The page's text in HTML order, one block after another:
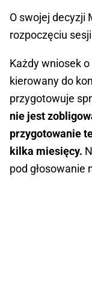
O swojej decyzji
rozpoczęciu
Każdy wniosek
kierowany do
przygotowuje
nie jest
przygotowanie
kilka miesięcy.
pod głosowanie